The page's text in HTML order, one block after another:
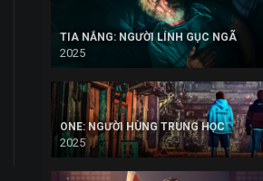
TIA NẮNG: NGƯỜI LÍNH GỤC NGÃ
2025
ONE: NGƯỜI HÙNG TRUNG HỌC
2025